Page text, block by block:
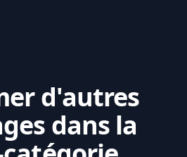
d'autres
dans la